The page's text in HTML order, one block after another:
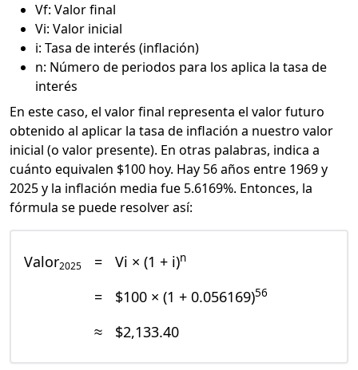
Vf: Valor final
Vi: Valor inicial
i: Tasa de interés (inflación)
n: Número de periodos para los aplica la tasa de
interés
En este caso, el valor final representa el valor futuro
obtenido al aplicar la tasa de inflación a nuestro valor
inicial (o valor presente). En otras palabras, indica a
cuánto equivalen $100 hoy. Hay 56 años entre 1969 y
2025 y la inflación media fue 5.6169%. Entonces, la
fórmula se puede resolver así:
Valor2025 = Vi × (1 + i)n
= $100 × (1 + 0.056169)56
≈ $2,133.40